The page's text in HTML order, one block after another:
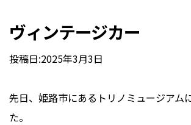
ヴィンテージカー
投稿日:2025年3月3日
先日、姫路市にあるトリノミュージアム
た。